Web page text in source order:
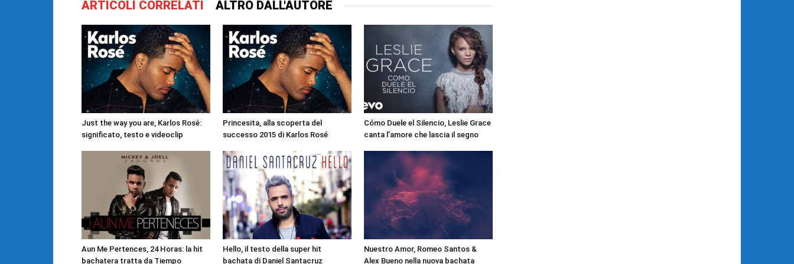
ARTICOLI CORRELATI ALTRO DALL'AUTORE
Just the way you are, Karlos Rosé:
significato, testo e videoclip
Princesita, alla scoperta del
successo 2015 di Karlos Rosé
Cómo Duele el Silencio, Leslie Grace
canta l’amore che lascia il segno
Aun Me Pertences, 24 Horas: la hit
bachatera tratta da Tiempo
Hello, il testo della super hit
bachata di Daniel Santacruz
Nuestro Amor, Romeo Santos &
Alex Bueno nella nuova bachata